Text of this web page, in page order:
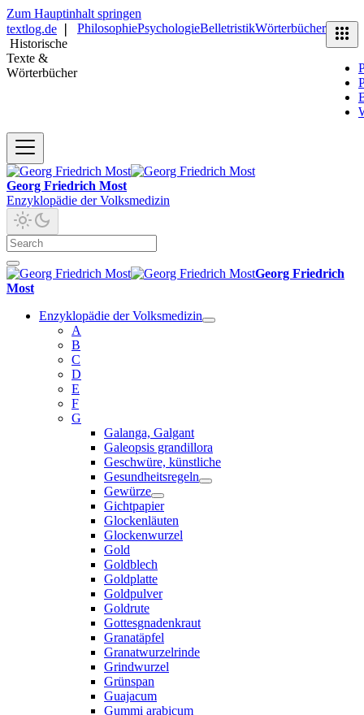
Zum Hauptinhalt springen
textlog.de
Historische
Texte &
Wörterbücher
PhilosophiePsychologieBelletristikWörterbücher
Georg Friedrich Most
Enzyklopädie der Volksmedizin
Georg Friedrich
Most
Enzyklopädie der Volksmedizin
A
B
C
D
E
F
G
Galanga, Galgant
Galeopsis grandillora
Geschwüre, künstliche
Gesundheitsregeln
Gewürze
Gichtpapier
Glockenläuten
Glockenwurzel
Gold
Goldblech
Goldplatte
Goldpulver
Goldrute
Gottesgnadenkraut
Granatäpfel
Granatwurzelrinde
Grindwurzel
Grünspan
Guajacum
Gummi arabicum